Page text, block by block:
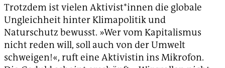
Trotzdem ist vielen Aktivist*innen die globale
Ungleichheit hinter Klimapolitik und
Naturschutz bewusst. »Wer vom Kapitalismus
nicht reden will, soll auch von der Umwelt
schweigen!«, ruft eine Aktivistin ins Mikrofon.